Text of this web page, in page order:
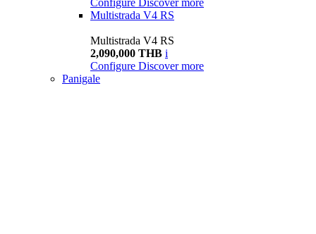
Multistrada V4 RS
Multistrada V4 RS
2,090,000 THB i
Configure Discover more
Panigale